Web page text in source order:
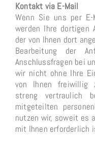
Kontakt via E-Mail
Wenn Sie uns per E-
werden Ihre dortigen
der von Ihnen dort
Bearbeitung der
Anschlussfragen bei
wir nicht ohne Ihre
von Ihnen freiwillig
streng vertraulich
mitgeteilten
nutzen wir, soweit es
mit Ihnen erforderlich